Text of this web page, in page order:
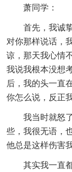
萧同学：
首先，我诚
对你那样说话，
谅，那天我心情
我说我根本没想
后，我的头一直
你怎么说，反正
我当时就怒
些，我很无语，
他总是这样伤害
其实我一直